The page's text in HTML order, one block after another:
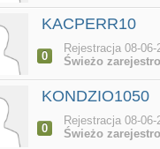
KACPERR10
0
Rejestracja 08-
Świeżo
KONDZIO1050
0
Rejestracja 08-
Świeżo